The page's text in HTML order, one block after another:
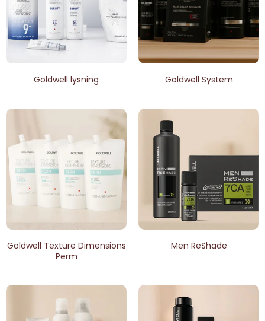
Goldwell lysning Goldwell System
Goldwell Texture Dimensions
Perm
Men ReShade